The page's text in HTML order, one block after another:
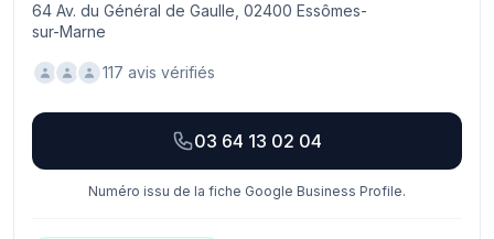
64 Av. du Général de Gaulle, 02400 Essômes-
sur-Marne
117 avis vérifiés
03 64 13 02 04
Numéro issu de la fiche Google Business Profile.